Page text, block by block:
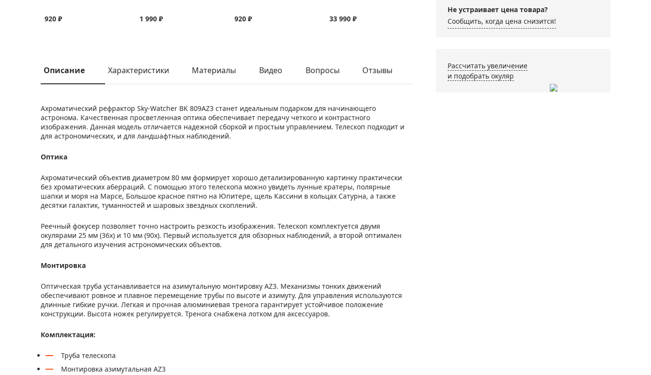
920 ₽ 1 990 ₽ 920 ₽ 33 990 ₽ 10 790 ₽ 3 090 ₽
Описание Характеристики Материалы Видео Вопросы Отзывы
Ахроматический рефрактор Sky-Watcher BK 809AZ3 станет идеальным подарком для начинающего
астронома. Качественная просветленная оптика обеспечивает передачу четкого и контрастного
изображения. Данная модель отличается надежной сборкой и простым управлением. Телескоп подходит и
для астрономических, и для ландшафтных наблюдений.
Оптика
Ахроматический объектив диаметром 80 мм формирует хорошо детализированную картинку практически
без хроматических аберраций. С помощью этого телескопа можно увидеть лунные кратеры, полярные
шапки и моря на Марсе, Большое красное пятно на Юпитере, щель Кассини в кольцах Сатурна, а также
десятки галактик, туманностей и шаровых звездных скоплений.
Реечный фокусер позволяет точно настроить резкость изображения. Телескоп комплектуется двумя
окулярами 25 мм (36x) и 10 мм (90x). Первый используется для обзорных наблюдений, а второй оптимален
для детального изучения астрономических объектов.
Монтировка
Оптическая труба устанавливается на азимутальную монтировку AZ3. Механизмы тонких движений
обеспечивают ровное и плавное перемещение трубы по высоте и азимуту. Для управления используются
длинные гибкие ручки. Легкая и прочная алюминиевая тренога гарантирует устойчивое положение
конструкции. Высота ножек регулируется. Тренога снабжена лотком для аксессуаров.
Комплектация:
Труба телескопа
Монтировка азимутальная AZ3
Не устраивает цена товара?
Сообщить, когда цена снизится!
Рассчитать увеличение
и подобрать окуляр